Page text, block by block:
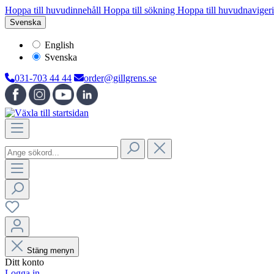
Hoppa till huvudinnehåll Hoppa till sökning Hoppa till
Svenska
English
Svenska
031-703 44 44
order@gillgrens.se
Stäng menyn
Ditt konto